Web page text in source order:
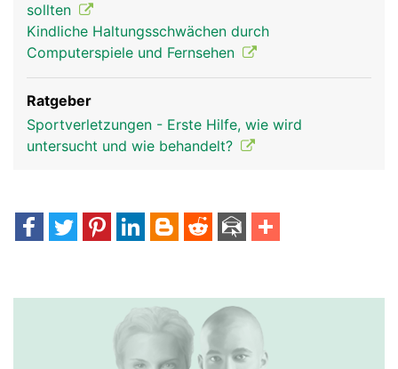
sollten
Kindliche Haltungsschwächen durch
Computerspiele und Fernsehen
Ratgeber
Sportverletzungen - Erste Hilfe, wie wird
untersucht und wie behandelt?